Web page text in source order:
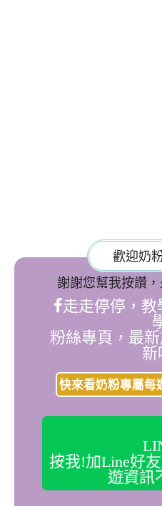
歡迎奶
謝謝您幫我按讚
走走停停，教
粉絲專頁，最
新
快來看奶粉專屬每
按我!加Line好
遊資訊